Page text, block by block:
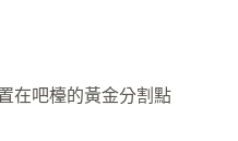
在吧檯的黃金分割點